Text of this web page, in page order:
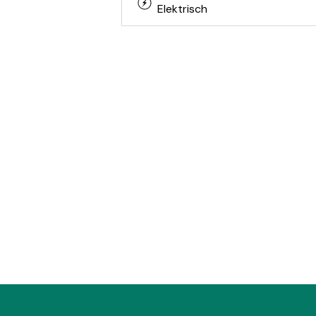
Elektrisch